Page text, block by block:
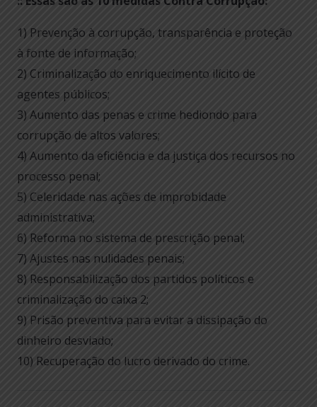
1) Prevenção à corrupção, transparência e proteção
à fonte de informação;
2) Criminalização do enriquecimento ilícito de
agentes públicos;
3) Aumento das penas e crime hediondo para
corrupção de altos valores;
4) Aumento da eficiência e da justiça dos recursos no
processo penal;
5) Celeridade nas ações de improbidade
administrativa;
6) Reforma no sistema de prescrição penal;
7) Ajustes nas nulidades penais;
8) Responsabilização dos partidos políticos e
criminalização do caixa 2;
9) Prisão preventiva para evitar a dissipação do
dinheiro desviado;
10) Recuperação do lucro derivado do crime.